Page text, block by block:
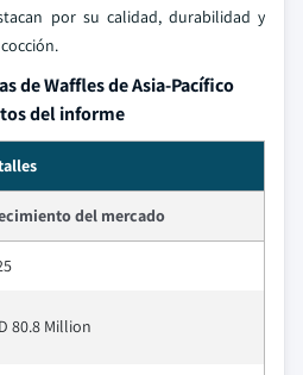
por su calidad, durabilidad y
de Waffles de Asia-Pacífico
del informe
del mercado
80.8 Million